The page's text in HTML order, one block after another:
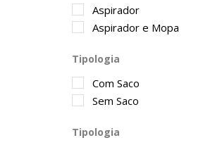
Aspirador
Aspirador e Mopa
Tipologia
Com Saco
Sem Saco
Tipologia